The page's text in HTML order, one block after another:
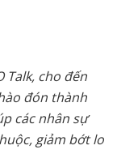
Talk, cho đến
đón thành
các nhân sự
giảm bớt lo